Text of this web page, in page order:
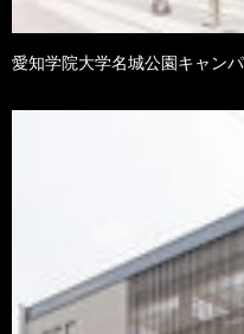
愛知学院大学名城公園キャ